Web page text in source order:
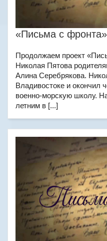
«Письма с
Продолжаем проект
Николая Пятова
Алина Серебрякова.
Владивостоке и окончил
военно-морскую школу.
летним в [...]